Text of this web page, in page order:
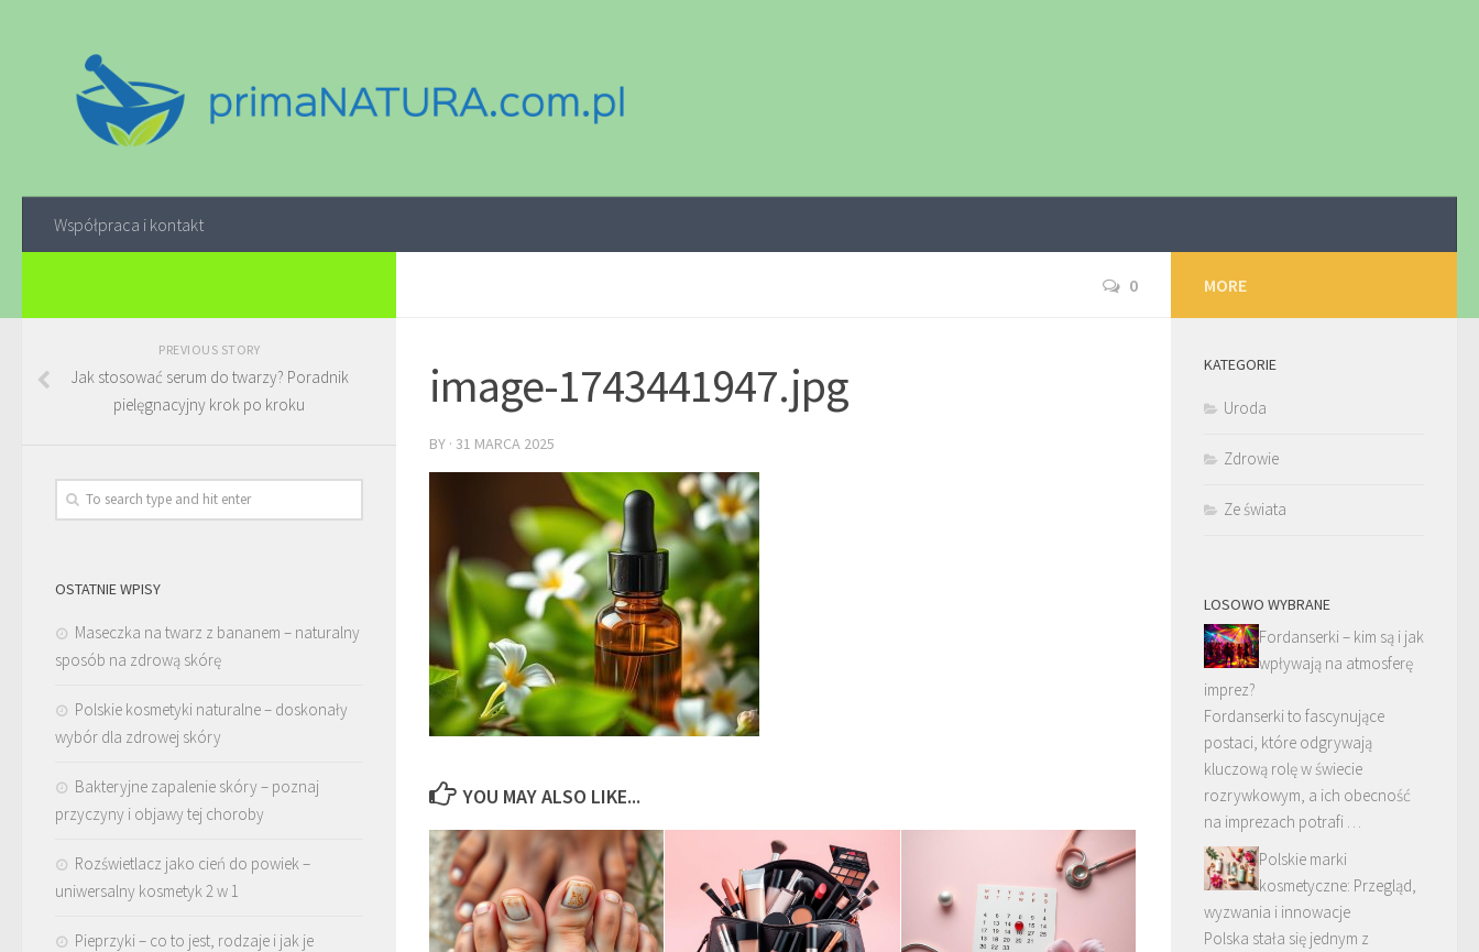
Współpraca i kontakt
0
image-1743441947.jpg
BY · 31 MARCA 2025
YOU MAY ALSO LIKE...
PREVIOUS STORY
Jak stosować serum do twarzy? Poradnik
pielęgnacyjny krok po kroku
OSTATNIE WPISY
Maseczka na twarz z bananem – naturalny
sposób na zdrową skórę
Polskie kosmetyki naturalne – doskonały
wybór dla zdrowej skóry
Bakteryjne zapalenie skóry – poznaj
przyczyny i objawy tej choroby
Rozświetlacz jako cień do powiek –
uniwersalny kosmetyk 2 w 1
Pieprzyki – co to jest, rodzaje i jak je
MORE
KATEGORIE
Uroda
Zdrowie
Ze świata
LOSOWO WYBRANE
Fordanserki – kim są i jak
wpływają na atmosferę
imprez?
Fordanserki to fascynujące
postaci, które odgrywają
kluczową rolę w świecie
rozrywkowym, a ich obecność
na imprezach potrafi …
Polskie marki
kosmetyczne: Przegląd,
wyzwania i innowacje
Polska stała się jednym z